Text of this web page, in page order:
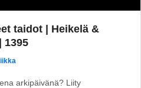
taidot | Heikelä &
1395
arkipäivänä? Liity